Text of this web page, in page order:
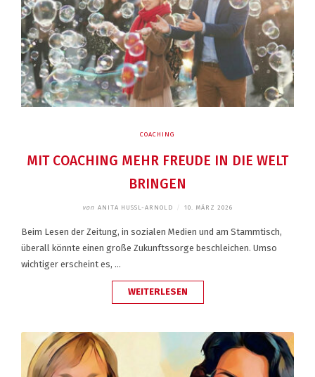
COACHING
MIT COACHING MEHR FREUDE IN DIE WELT
BRINGEN
von ANITA HUSSL-ARNOLD 10. MÄRZ 2026
Beim Lesen der Zeitung, in sozialen Medien und am Stammtisch,
überall könnte einen große Zukunftssorge beschleichen. Umso
wichtiger erscheint es, …
WEITERLESEN„MIT
WELT
BRINGEN“